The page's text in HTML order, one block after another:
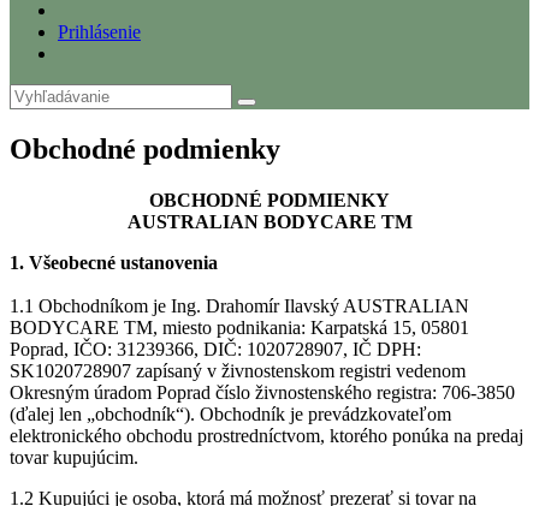
Prihlásenie
Obchodné podmienky
OBCHODNÉ PODMIENKY
AUSTRALIAN BODYCARE TM
1. Všeobecné ustanovenia
1.1 Obchodníkom je Ing. Drahomír Ilavský AUSTRALIAN
BODYCARE TM, miesto podnikania: Karpatská 15, 05801
Poprad, IČO: 31239366, DIČ: 1020728907, IČ DPH:
SK1020728907 zapísaný v živnostenskom registri vedenom
Okresným úradom Poprad číslo živnostenského registra: 706-3850
(ďalej len „obchodník“). Obchodník je prevádzkovateľom
elektronického obchodu prostredníctvom, ktorého ponúka na predaj
tovar kupujúcim.
1.2 Kupujúci je osoba, ktorá má možnosť prezerať si tovar na